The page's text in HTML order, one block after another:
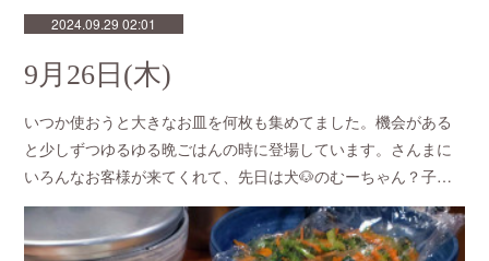
2024.09.29 02:01
9月26日(木)
いつか使おうと大きなお皿を何枚も集めてました。機会がある
と少しずつゆるゆる晩ごはんの時に登場しています。さんまに
いろんなお客様が来てくれて、先日は犬🐶のむーちゃん？子…